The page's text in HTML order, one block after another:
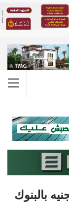
الجنيه بالبنوك